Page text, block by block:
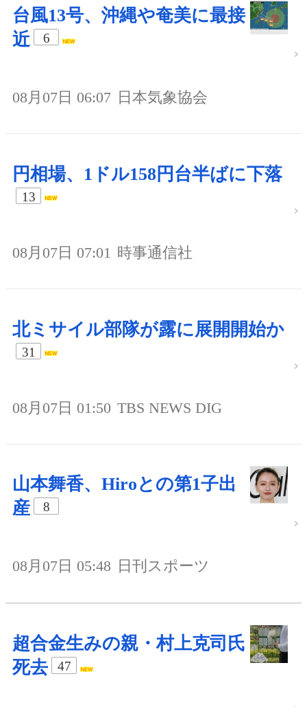
台風13号、沖縄や奄美に最接
近
6
08月07日 06:07 日本気象協会
円相場、1ドル158円台半ばに下落
13
08月07日 07:01 時事通信社
北ミサイル部隊が露に展開開始か
31
08月07日 01:50 TBS NEWS DIG
山本舞香、Hiroとの第1子出
産
8
08月07日 05:48 日刊スポーツ
超合金生みの親・村上克司氏
死去
47